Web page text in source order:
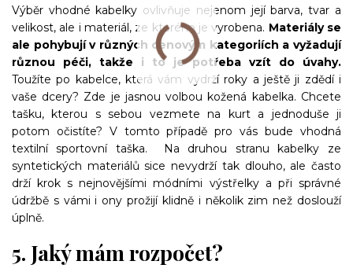
Výběr vhodné kabelky ovlivňuje nejenom její barva, tvar a
velikost, ale i materiál, ze kterého je vyrobena. Materiály se
ale pohybují v různých cenovým kategoriích a vyžadují
různou péči, takže i to je potřeba vzít do úvahy.
Toužíte po kabelce, která vám vydrží roky a ještě ji zdědí i
vaše dcery? Zde je jasnou volbou kožená kabelka. Chcete
tašku, kterou s sebou vezmete na kurt a jednoduše ji
potom očistíte? V tomto případě pro vás bude vhodná
textilní sportovní taška. Na druhou stranu kabelky ze
syntetických materiálů sice nevydrží tak dlouho, ale často
drží krok s nejnovějšími módními výstřelky a při správné
údržbě s vámi i ony prožijí klidně i několik zim než doslouží
úplně.
5. Jaký mám rozpočet?